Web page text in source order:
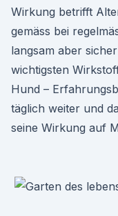
Wirkung betrifft
gemäss bei
langsam aber
wichtigsten
Hund –
täglich weiter und
seine Wirkung auf